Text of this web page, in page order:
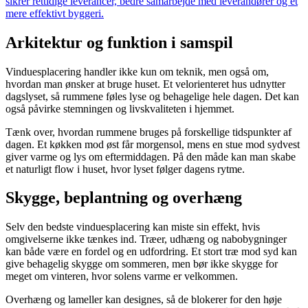
mere effektivt byggeri.
Arkitektur og funktion i samspil
Vinduesplacering handler ikke kun om teknik, men også om,
hvordan man ønsker at bruge huset. Et velorienteret hus udnytter
dagslyset, så rummene føles lyse og behagelige hele dagen. Det kan
også påvirke stemningen og livskvaliteten i hjemmet.
Tænk over, hvordan rummene bruges på forskellige tidspunkter af
dagen. Et køkken mod øst får morgensol, mens en stue mod sydvest
giver varme og lys om eftermiddagen. På den måde kan man skabe
et naturligt flow i huset, hvor lyset følger dagens rytme.
Skygge, beplantning og overhæng
Selv den bedste vinduesplacering kan miste sin effekt, hvis
omgivelserne ikke tænkes ind. Træer, udhæng og nabobygninger
kan både være en fordel og en udfordring. Et stort træ mod syd kan
give behagelig skygge om sommeren, men bør ikke skygge for
meget om vinteren, hvor solens varme er velkommen.
Overhæng og lameller kan designes, så de blokerer for den høje